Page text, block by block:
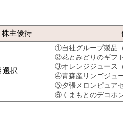
株主優待
選択
①自社グループ製品（
②花とみどりのギフト
③オレンジジュース（
④青森産リンゴジュー
⑤夕張メロンピュアゼ
⑥くまもとのデコポン